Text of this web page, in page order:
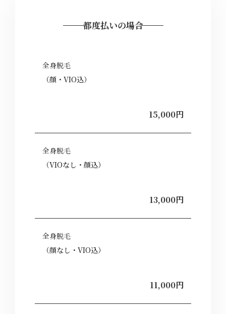
都度払いの場合
全身脱毛
（顔・VIO込）
15,000円
全身脱毛
（VIOなし・顔込）
13,000円
全身脱毛
（顔なし・VIO込）
11,000円